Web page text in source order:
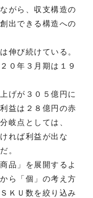
がら、収支構造の
出できる構造への
伸び続けている。
０年３月期は１９
げが３０５億円に
益は２８億円の赤
岐点としては、
れば利益が出な
。
品」を展開するよ
ら「個」の考え方
ＫＵ数を絞り込み